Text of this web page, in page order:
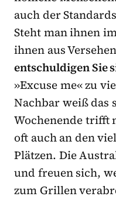
auch der
Steht man ihnen
ihnen aus
entschuldigen Sie
»Excuse me« zu
Nachbar weiß das
Wochenende trifft
oft auch an den
Plätzen. Die
und freuen sich,
zum Grillen